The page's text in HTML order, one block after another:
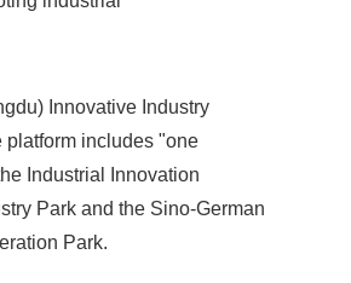
Innovative Industry
platform includes "one
Industrial Innovation
Park and the Sino-German
Park.